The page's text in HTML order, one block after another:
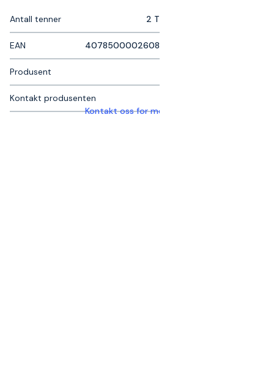
Antall tenner 2 T
EAN 4078500002608
Produsent
Kontakt produsenten
Kontakt oss for mer informasjon